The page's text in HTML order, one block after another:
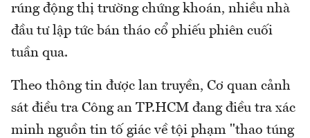
rúng động thị trường chứng khoán, nhiều nhà
đầu tư lập tức bán tháo cổ phiếu phiên cuối
tuần qua.
Theo thông tin được lan truyền, Cơ quan cảnh
sát điều tra Công an TP.HCM đang điều tra xác
minh nguồn tin tố giác về tội phạm "thao túng